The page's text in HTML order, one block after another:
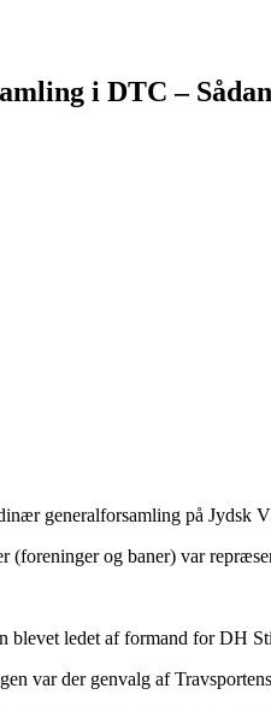
i DTC –
generalforsamling på Jydsk
(foreninger og baner) var
blevet ledet af formand for DH
var der genvalg af